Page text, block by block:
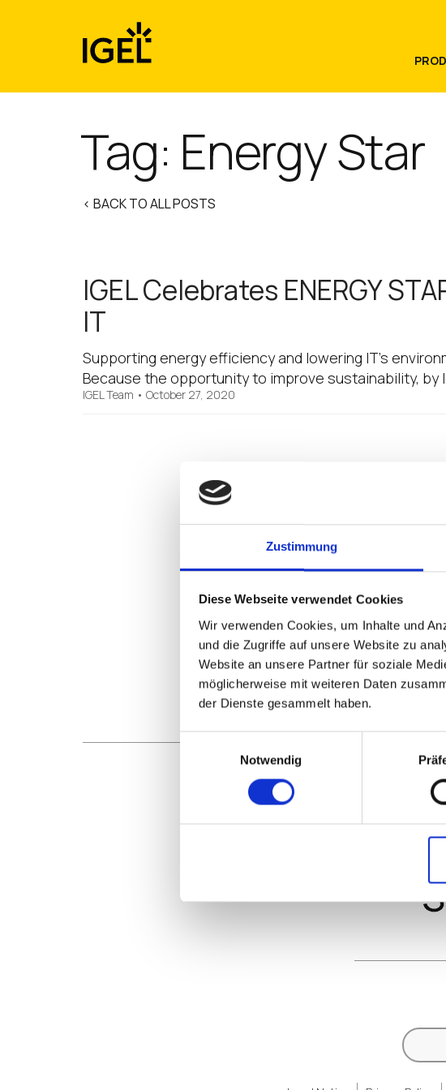
Zustimmung
Diese Webseite verwendet Cookies
Wir verwenden Cookies, um Inhalte und
und die Zugriffe auf unsere Website zu
Website an unsere Partner für soziale
möglicherweise mit weiteren Daten
der Dienste gesammelt haben.
Einwilligungsauswahl
Notwendig
Tag: Energy Star
< BACK TO ALL POSTS
IGEL Celebrates ENERGY
IT
Supporting energy efficiency and lowering IT’s
Because the opportunity to improve sustainability, by
IGEL Team • October 27, 2020